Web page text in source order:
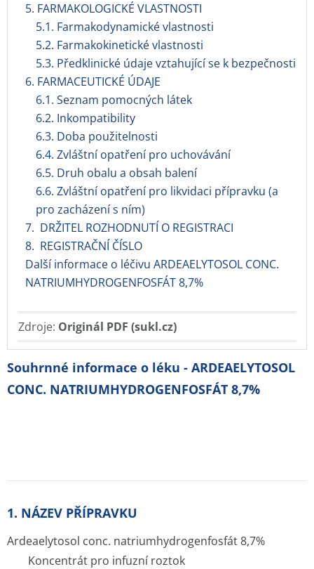
5. FARMAKOLOGICKÉ VLASTNOSTI
5.1. Farmakodynamické vlastnosti
5.2. Farmakokinetické vlastnosti
5.3. Předklinické údaje vztahující se k bezpečnosti
6. FARMACEUTICKÉ ÚDAJE
6.1. Seznam pomocných látek
6.2. Inkompatibility
6.3. Doba použitelnosti
6.4. Zvláštní opatření pro uchovávání
6.5. Druh obalu a obsah balení
6.6. Zvláštní opatření pro likvidaci přípravku (a
pro zacházení s ním)
7. DRŽITEL ROZHODNUTÍ O REGISTRACI
8. REGISTRAČNÍ ČÍSLO
Další informace o léčivu ARDEAELYTOSOL CONC.
NATRIUMHYDROGENFOSFÁT 8,7%
Zdroje: Originál PDF (sukl.cz)
Souhrnné informace o léku - ARDEAELYTOSOL
CONC. NATRIUMHYDROGENFOSFÁT 8,7%
1. NÁZEV PŘÍPRAVKU
Ardeaelytosol conc. natriumhydrogenfosfát 8,7%
Koncentrát pro infuzní roztok